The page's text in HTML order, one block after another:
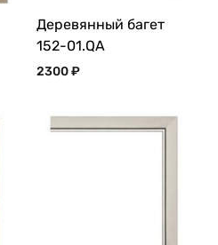
Деревянный багет
152-01.QA
2300₽